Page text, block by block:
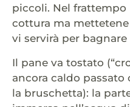
piccoli. Nel frattempo
cottura ma mettetene
vi servirà per bagnare
Il pane va tostato
ancora caldo
la bruschetta): la